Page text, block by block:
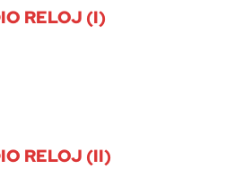
RELOJ (I)
RELOJ (II)